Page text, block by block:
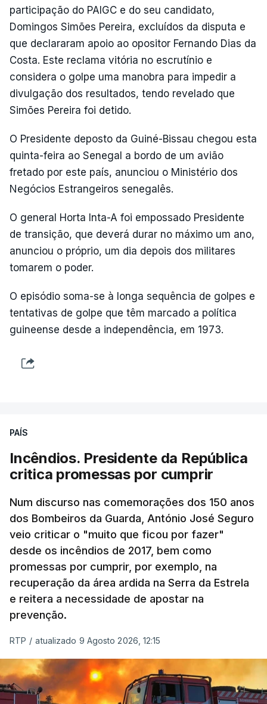
participação do PAIGC e do seu candidato,
Domingos Simões Pereira, excluídos da disputa e
que declararam apoio ao opositor Fernando Dias da
Costa. Este reclama vitória no escrutínio e
considera o golpe uma manobra para impedir a
divulgação dos resultados, tendo revelado que
Simões Pereira foi detido.
O Presidente deposto da Guiné-Bissau chegou esta
quinta-feira ao Senegal a bordo de um avião
fretado por este país, anunciou o Ministério dos
Negócios Estrangeiros senegalês.
O general Horta Inta-A foi empossado Presidente
de transição, que deverá durar no máximo um ano,
anunciou o próprio, um dia depois dos militares
tomarem o poder.
O episódio soma-se à longa sequência de golpes e
tentativas de golpe que têm marcado a política
guineense desde a independência, em 1973.
PAÍS
Incêndios. Presidente da República
critica promessas por cumprir
Num discurso nas comemorações dos 150 anos
dos Bombeiros da Guarda, António José Seguro
veio criticar o "muito que ficou por fazer"
desde os incêndios de 2017, bem como
promessas por cumprir, por exemplo, na
recuperação da área ardida na Serra da Estrela
e reitera a necessidade de apostar na
prevenção.
RTP / atualizado 9 Agosto 2026, 12:15